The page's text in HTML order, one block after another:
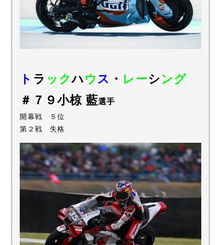
ト ラ ックハウス ・ レーシング
＃７９小椋 藍選手
開幕戦 ５位
第２戦 失格